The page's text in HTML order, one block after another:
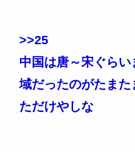
>>25
中国は唐～宋ぐら
域だったのがたま
ただけやしな